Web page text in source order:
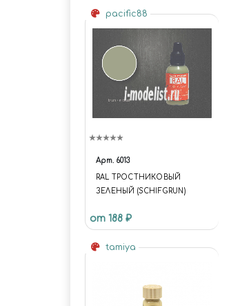
pacific88
Арт. 6013
RAL ТРОСТНИКОВЫЙ
ЗЕЛЕНЫЙ (SCHIFGRUN)
от 188 ₽
tamiya